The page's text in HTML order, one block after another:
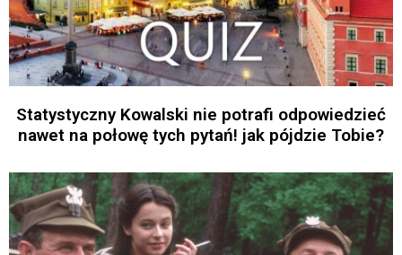
Statystyczny Kowalski nie potrafi odpowiedzieć
nawet na połowę tych pytań! jak pójdzie Tobie?